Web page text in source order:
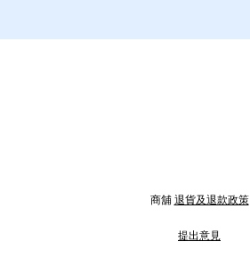
商舖 退貨及退款政策
提出意見